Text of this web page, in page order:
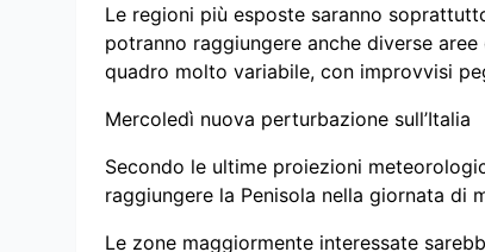
Le regioni più esposte saranno
potranno raggiungere anche diverse
quadro molto variabile, con improvvisi
Mercoledì nuova perturbazione sull’Italia
Secondo le ultime proiezioni
raggiungere la Penisola nella giornata di
Le zone maggiormente interessate